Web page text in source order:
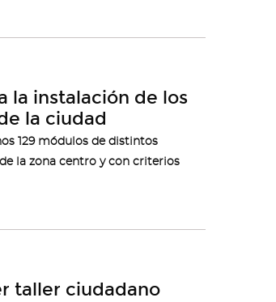
la instalación de los
la ciudad
129 módulos de distintos
la zona centro y con criterios
taller ciudadano